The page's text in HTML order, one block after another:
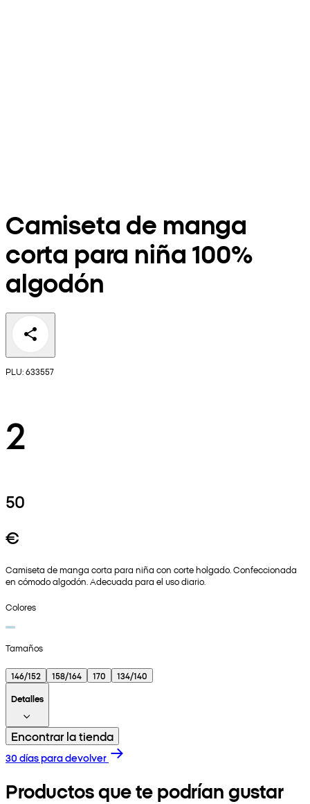
Camiseta de manga
corta para niña 100%
algodón
PLU: 633557
2
50
€
Camiseta de manga corta para niña con corte holgado. Confeccionada
en cómodo algodón. Adecuada para el uso diario.
Colores
Tamaños
146/152 158/164 170
134/140
Detalles
Encontrar la tienda
30 días para devolver
Productos que te podrían gustar